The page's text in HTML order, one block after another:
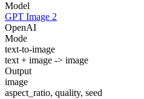
Model
GPT Image 2
OpenAI
Mode
text-to-image
text + image -> image
Output
image
aspect_ratio, quality, seed